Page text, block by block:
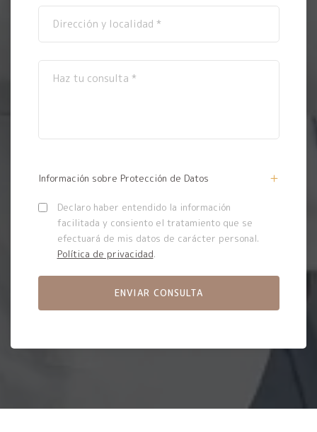
Información sobre Protección de Datos
Declaro haber entendido la información
facilitada y consiento el tratamiento que se
efectuará de mis datos de carácter personal.
Política de privacidad.